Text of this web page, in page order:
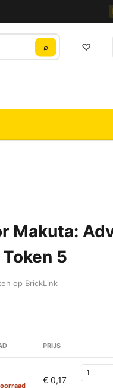
⌕ ♡
Makuta:
5
op BrickLink
PRIJS
€ 0,17